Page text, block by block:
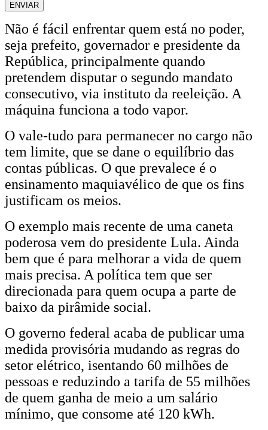
ENVIAR
Não é fácil enfrentar quem está no poder,
seja prefeito, governador e presidente da
República, principalmente quando
pretendem disputar o segundo mandato
consecutivo, via instituto da reeleição. A
máquina funciona a todo vapor.
O vale-tudo para permanecer no cargo não
tem limite, que se dane o equilíbrio das
contas públicas. O que prevalece é o
ensinamento maquiavélico de que os fins
justificam os meios.
O exemplo mais recente de uma caneta
poderosa vem do presidente Lula. Ainda
bem que é para melhorar a vida de quem
mais precisa. A política tem que ser
direcionada para quem ocupa a parte de
baixo da pirâmide social.
O governo federal acaba de publicar uma
medida provisória mudando as regras do
setor elétrico, isentando 60 milhões de
pessoas e reduzindo a tarifa de 55 milhões
de quem ganha de meio a um salário
mínimo, que consome até 120 kWh.